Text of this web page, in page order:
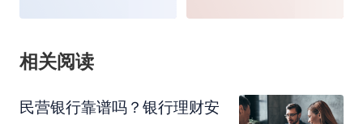
多，则此类房屋的价格持平或者小幅上扬，此时是
买不到便宜房子的；如果供给增多真实需求保持不
相关阅读
民营银行靠谱吗？银行理财安